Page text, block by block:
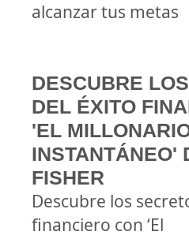
alcanzar tus metas
DESCUBRE
DEL ÉXITO
'EL
INSTANTÁNEO'
FISHER
Descubre los
financiero con ‘El